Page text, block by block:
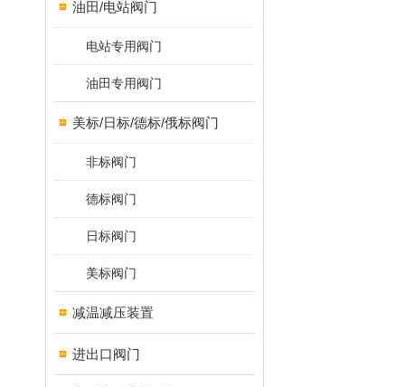
油田/电站阀门
电站专用阀门
油田专用阀门
美标/日标/德标/俄标阀门
非标阀门
德标阀门
日标阀门
美标阀门
减温减压装置
进出口阀门